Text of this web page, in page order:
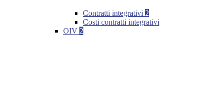
Contratti integrativi 2
Costi contratti integrativi
OIV 2